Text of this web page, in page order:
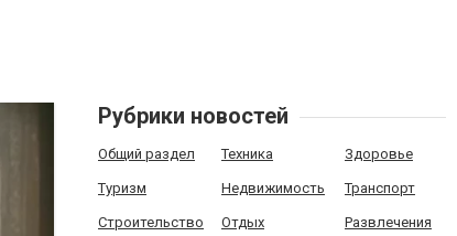
Рубрики новостей
Общий раздел Техника Здоровье
Туризм Недвижимость Транспорт
Строительство Отдых Развлечения